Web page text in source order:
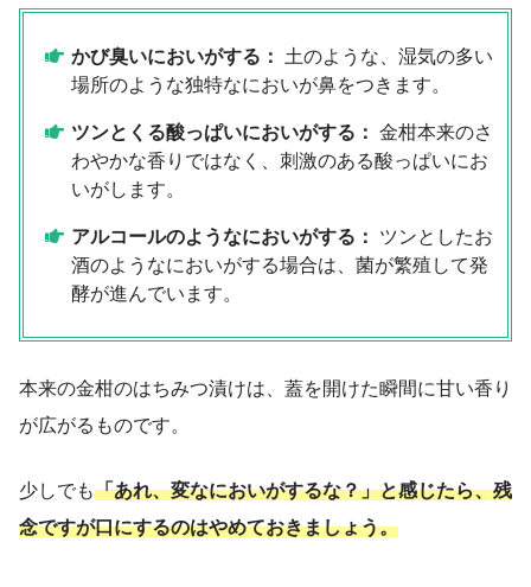
かび臭いにおいがする：
土のような、湿気の多い
場所のような独特なにおいが鼻をつきます。
ツンとくる酸っぱいにおいがする： 金柑本来のさ
わやかな香りではなく、刺激のある酸っぱいにお
いがします。
アルコールのようなにおいがする：
ツンとしたお
酒のようなにおいがする場合は、菌が繁殖して発
酵が進んでいます。
本来の金柑のはちみつ漬けは、蓋を開けた瞬間に甘い香り
が広がるものです。
少しでも「あれ、変なにおいがするな？」と感じたら、残
念ですが口にするのはやめておきましょう。